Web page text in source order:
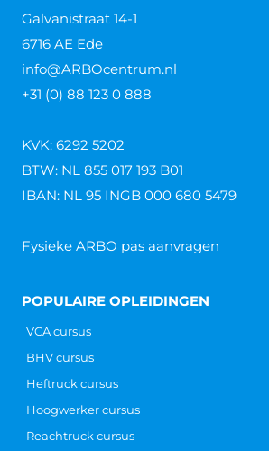
Galvanistraat 14-1
6716 AE Ede
info@ARBOcentrum.nl
+31 (0) 88 123 0 888
KVK: 6292 5202
BTW: NL 855 017 193 B01
IBAN: NL 95 INGB 000 680 5479
Fysieke ARBO pas aanvragen
POPULAIRE OPLEIDINGEN
VCA cursus
BHV cursus
Heftruck cursus
Hoogwerker cursus
Reachtruck cursus